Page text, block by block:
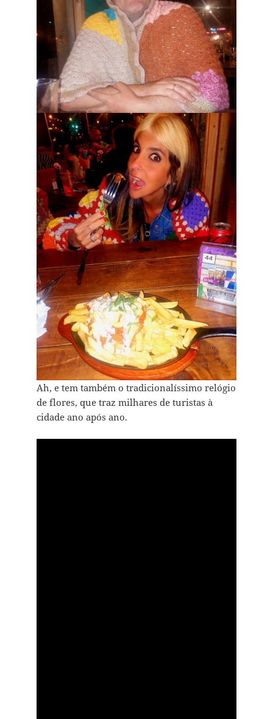
Ah, e tem também o tradicionalíssimo relógio
de flores, que traz milhares de turistas à
cidade ano após ano.